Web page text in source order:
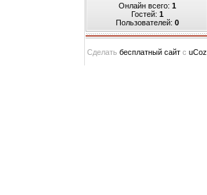
Онлайн всего: 1
Гостей: 1
Пользователей: 0
Сделать бесплатный сайт с uCoz